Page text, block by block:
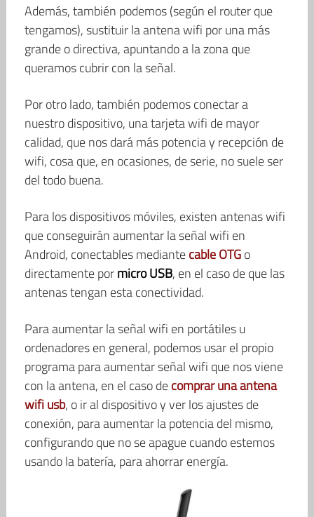
Además, también podemos (según el router que
tengamos), sustituir la antena wifi por una más
grande o directiva, apuntando a la zona que
queramos cubrir con la señal.
Por otro lado, también podemos conectar a
nuestro dispositivo, una tarjeta wifi de mayor
calidad, que nos dará más potencia y recepción de
wifi, cosa que, en ocasiones, de serie, no suele ser
del todo buena.
Para los dispositivos móviles, existen antenas wifi
que conseguirán aumentar la señal wifi en
Android, conectables mediantecable OTGo
directamente pormicro USB, en el caso de que las
antenas tengan esta conectividad.
Para aumentar la señal wifi en portátiles u
ordenadores en general, podemos usar el propio
programa para aumentar señal wifi que nos viene
con la antena, en el caso decomprar una antena
wifi usb, o ir al dispositivo y ver los ajustes de
conexión, para aumentar la potencia del mismo,
configurando que no se apague cuando estemos
usando la batería, para ahorrar energía.